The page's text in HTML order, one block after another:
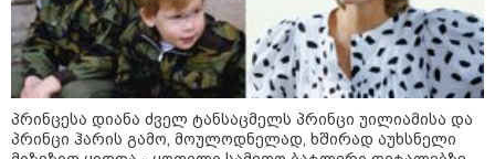
გიგა ავალიანის დედა - ჩემი
შვილი მიატოვეს, მიაგდეს, რომ
მომკვდარიყო! - ნია იმნაძის
პრინცესა დიანა ძველ ტანსაცმელს პრინცი უილიამისა და
პრინცი ჰარის გამო, მოულოდნელად, ხშირად აუხსნელი